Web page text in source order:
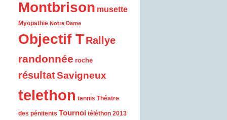
Montbrison musette
Myopathie Notre Dame
Objectif TRallye
randonnée roche
résultatSavigneux
telethon tennis Théatre
des pénitents Tournoi téléthon 2013